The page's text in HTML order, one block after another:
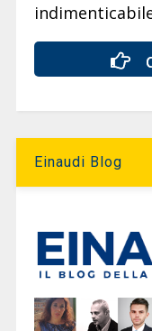
Einaudi Blog